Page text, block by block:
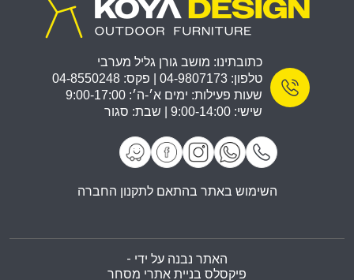
כתובתינו: מושב גורן גליל מערבי
טלפון: 04-9807173 | פקס: 04-8550248
שעות פעילות: ימים א׳-ה׳: 9:00-17:00
שישי: 9:00-14:00 | שבת: סגור
השימוש באתר בהתאם לתקנון החברה
האתר נבנה על ידי -
פיקסלס בניית אתרי מסחר